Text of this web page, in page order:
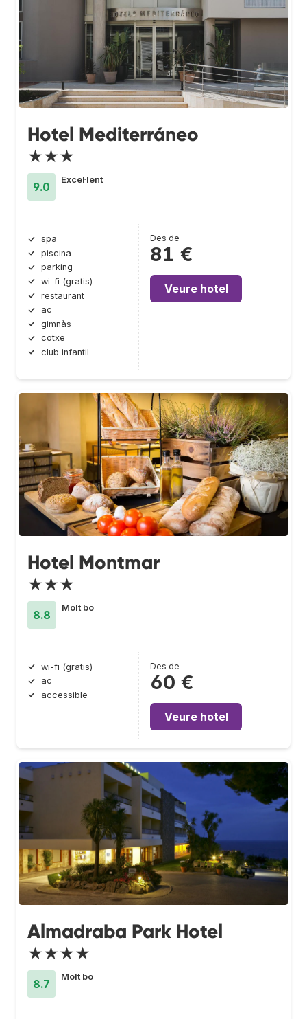
Hotel Mediterráneo
★★★
9.0
Excel·lent
spa
piscina
parking
wi-fi (gratis)
restaurant
ac
gimnàs
cotxe
club infantil
Des de
81 €
Veure hotel
Hotel Montmar
★★★
8.8
Molt bo
wi-fi (gratis)
ac
accessible
Des de
60 €
Veure hotel
Almadraba Park Hotel
★★★★
8.7
Molt bo